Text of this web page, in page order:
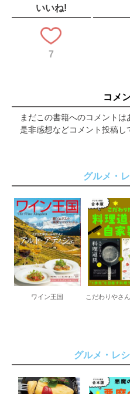
おかひじきのボイル 目玉焼きの
しらすオムレツ
焼き野菜のバーニャカウダソース
カリフラワーのクリームオーブ
パングラタン
鶏手羽先の赤ワインビネガー風
ポルペッティ
牛肉のタリアータ風
小えびのソテー レモンミント
夏野菜のマリネ／根菜のマリネ
いわしとお米のテリーヌ
焼きなすのマリナーラ
根菜のカポナータ
砂肝のコンフィ／塩さばのコン
作っておきたい調味料① 玉ね
ズとミニトマトのサラダ／さ
作っておきたい調味料② 赤
パスタ・ボロネーゼ
パスタ・マリナーラ
ラムチョップ
いいね!
7
コメ
まだこの書籍へのコメントは
是非感想などコメント投稿し
グルメ・
ワイン王国
グルメ・レ